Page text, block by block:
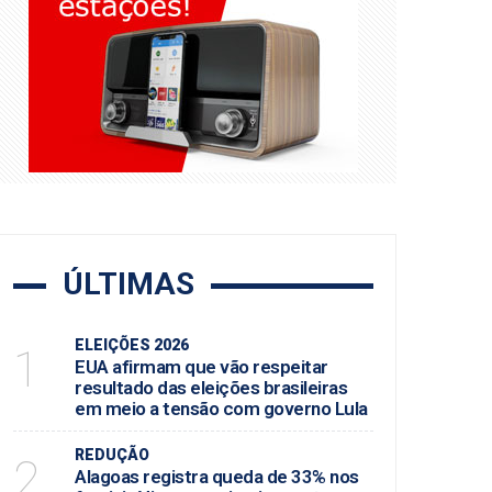
ÚLTIMAS
1 ELEIÇÕES 2026
EUA afirmam que vão respeitar
resultado das eleições brasileiras
em meio a tensão com governo Lula
2 REDUÇÃO
Alagoas registra queda de 33% nos